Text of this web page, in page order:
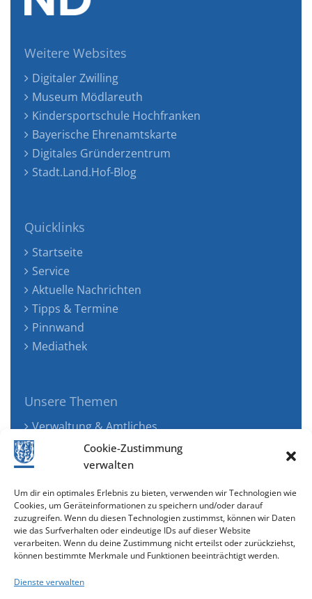
Cookie-Zustimmung
verwalten
Um dir ein optimales Erlebnis zu bieten, verwenden wir Technologien wie
Cookies, um Geräteinformationen zu speichern und/oder darauf
zuzugreifen. Wenn du diesen Technologien zustimmst, können wir Daten
wie das Surfverhalten oder eindeutige IDs auf dieser Website
verarbeiten. Wenn du deine Zustimmung nicht erteilst oder zurückziehst,
können bestimmte Merkmale und Funktionen beeinträchtigt werden.
Dienste verwalten
Weitere Websites
Digitaler Zwilling
Museum Mödlareuth
Kindersportschule Hochfranken
Bayerische Ehrenamtskarte
Digitales Gründerzentrum
Stadt.Land.Hof-Blog
Quicklinks
Startseite
Service
Aktuelle Nachrichten
Tipps & Termine
Pinnwand
Mediathek
Unsere Themen
Verwaltung & Amtliches
Jugend, Familie & Gesundheit
Tourismus, Freizeit & Ökologie
Wirtschaft & Verkehr
Senioren & Inklusion